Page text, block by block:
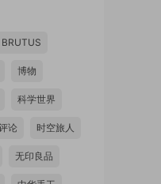
BRUTUS
博物
科学世界
论 时空旅人
无印良品